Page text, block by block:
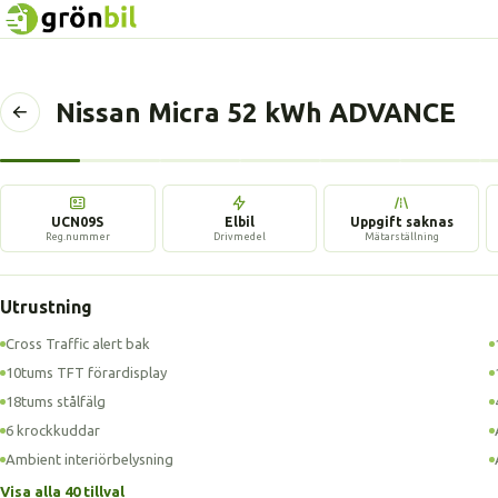
Tillbaka
föregående
sida
Nissan Micra 52 kWh ADVANCE
UCN09S
Reg.nummer
Elbil
Drivmedel
Uppgift saknas
Mätarställning
Utrustning
Cross Traffic alert bak
10tums TFT förardisplay
18tums stålfälg
6 krockkuddar
Ambient interiörbelysning
Visa alla 40 tillval